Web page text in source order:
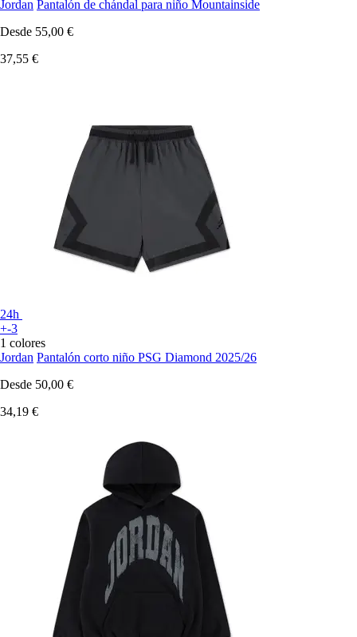
Jordan Pantalón de chándal para niño Mountainside
Desde 55,00 €
37,55 €
24h
+-3
1 colores
Jordan Pantalón corto niño PSG Diamond 2025/26
Desde 50,00 €
34,19 €